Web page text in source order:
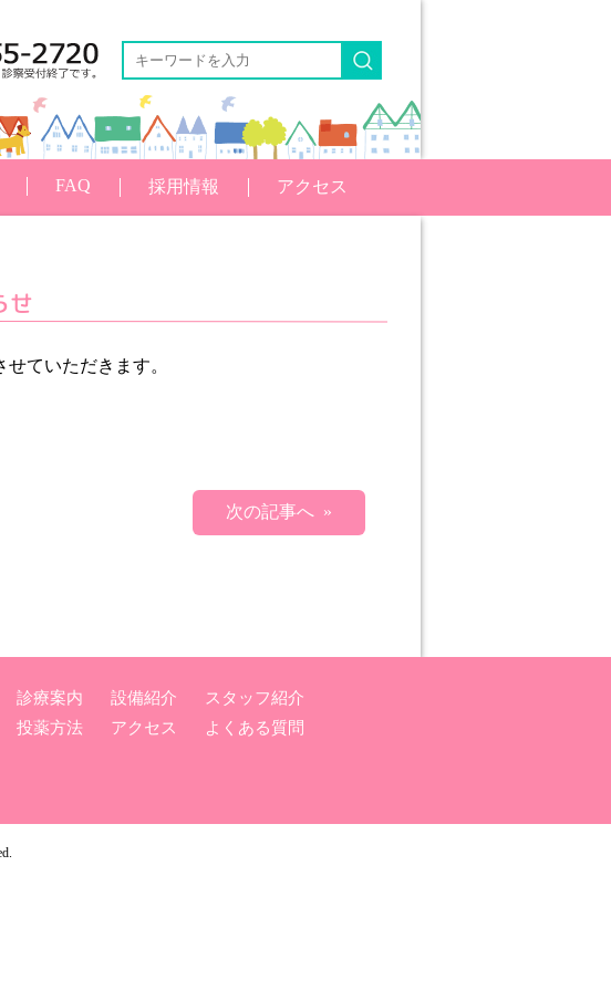
FAQ 採用情報 アクセス
せ
ていただきます。
次の記事へ »
診療案内 設備紹介
スタッフ紹介
投薬方法 アクセス
よくある質問